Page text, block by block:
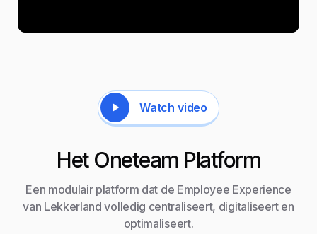
Watch video
Het Oneteam Platform
Een modulair platform dat de Employee Experience
van Lekkerland volledig centraliseert, digitaliseert en
optimaliseert.